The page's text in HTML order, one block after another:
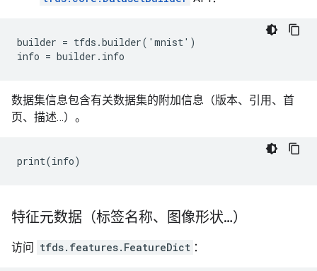
builder = tfds.builder('mnist')
数据集信息包含有关数据集的附加信息（版本、引用、首
页、描述…）。
特征元数据（标签名称、图像形状…）
访问 tfds.features.FeatureDict ：